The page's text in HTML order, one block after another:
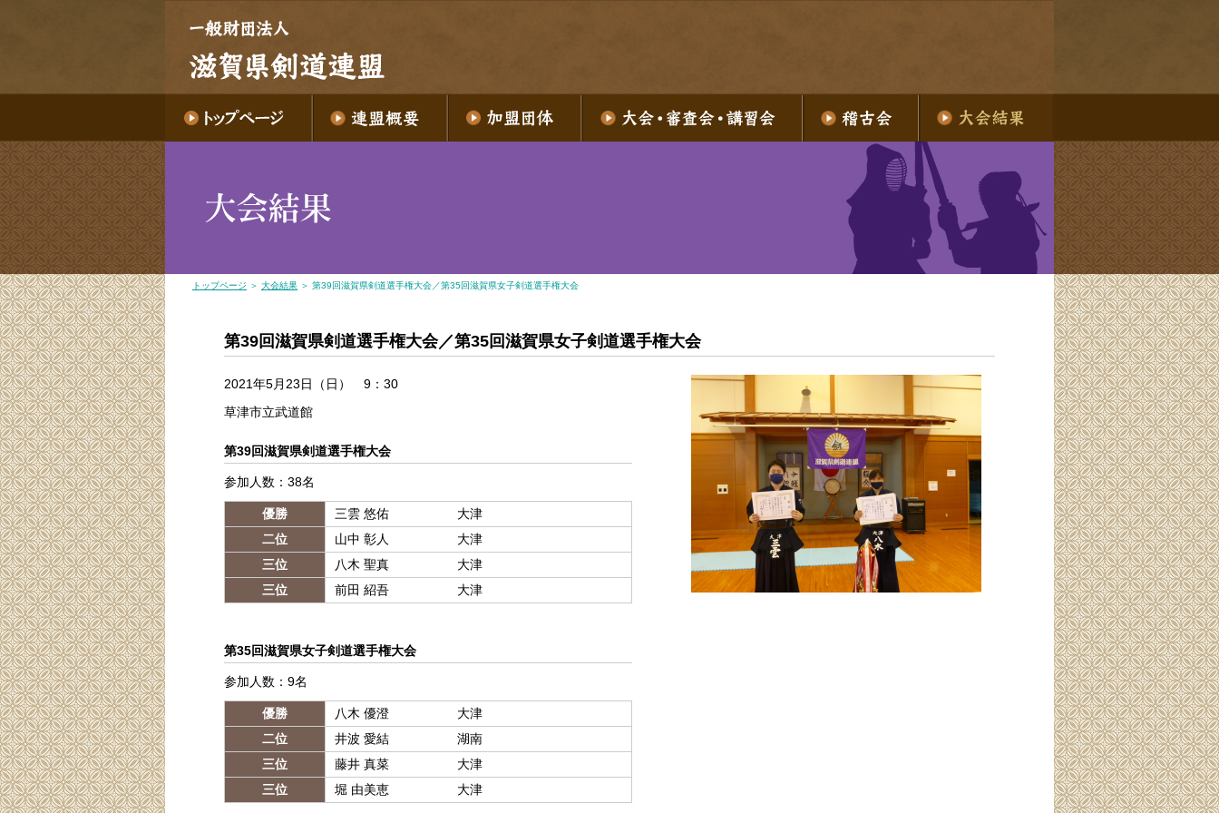
トップページ ＞ 大会結果 ＞ 第39回滋賀県剣道選手権大会／第35回滋賀県女子剣道選手権大会
第39回滋賀県剣道選手権大会／第35回滋賀県女子剣道選手権大会
2021年5月23日（日） 9：30
草津市立武道館
第39回滋賀県剣道選手権大会
参加人数：38名
優勝 三雲 悠佑
大津
二位
山中 彰人
大津
三位
八木 聖真
大津
三位
前田 紹吾 大津
第35回滋賀県女子剣道選手権大会
参加人数：9名
優勝 八木 優澄
大津
二位
井波 愛結
湖南
三位
藤井 真菜
大津
三位
堀 由美恵 大津